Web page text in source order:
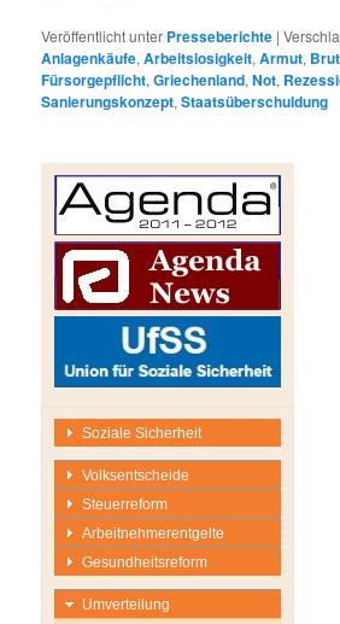
Veröffentlicht unter Presseberichte |
Anlagenkäufe,Arbeitslosigkeit,Armut,
Fürsorgepflicht,Griechenland,Not,
Sanierungskonzept,Staatsüberschuldung
Soziale Sicherheit
Volksentscheide
Steuerreform
Arbeitnehmerentgelte
Gesundheitsreform
Umverteilung